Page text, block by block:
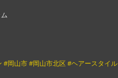
#岡山市#岡山市北区 #ヘアースタイル